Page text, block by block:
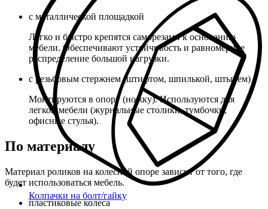
Колпачки на болт/гайку
с металлической площадкой
Легко и быстро крепятся саморезами к основанию
мебели. Обеспечивают устойчивость и равномерное
распределение большой нагрузки.
с резьбовым стержнем (штифтом, шпилькой, штырем)
Монтируются в опору (ножку). Используются для
легкой мебели (журнальные столики, тумбочки,
офисные стулья).
По материалу
Материал роликов на колесной опоре зависит от того, где
будет использоваться мебель.
пластиковые колеса